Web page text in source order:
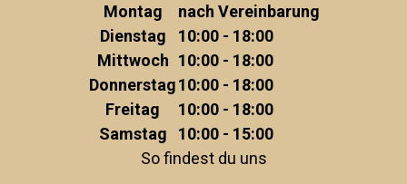
Montag
nach Vereinbarung
Dienstag
10:00 - 18:00
Mittwoch 10:00 - 18:00
Donnerstag10:00 - 18:00
Freitag
10:00 - 18:00
Samstag
10:00 - 15:00
So findest du uns